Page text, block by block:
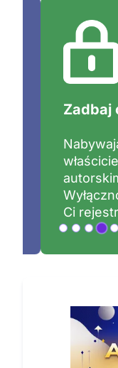
Zadbaj o
autorskim.
Ci